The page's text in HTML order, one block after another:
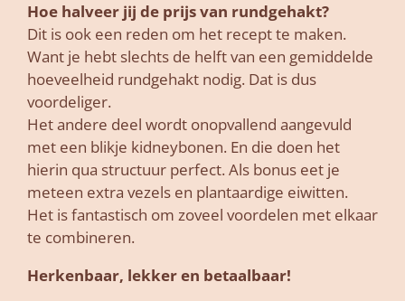
Hoe halveer jij de prijs van rundgehakt?
Dit is ook een reden om het recept te maken.
Want je hebt slechts de helft van een gemiddelde
hoeveelheid rundgehakt nodig. Dat is dus
voordeliger.
Het andere deel wordt onopvallend aangevuld
met een blikje kidneybonen. En die doen het
hierin qua structuur perfect. Als bonus eet je
meteen extra vezels en plantaardige eiwitten.
Het is fantastisch om zoveel voordelen met elkaar
te combineren.
Herkenbaar, lekker en betaalbaar!